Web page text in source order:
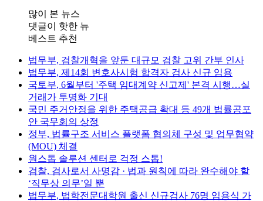
많이 본 뉴스
댓글이 핫한 뉴
베스트 추천
법무부, 검찰개혁을 앞둔 대규모 검찰 고위 간부 인사
법무부, 제14회 변호사시험 합격자 검사 신규 임용
국토부, 6월부터 '주택 임대계약 신고제' 본격 시행…실
거래가 투명화 기대
국민 주거안정을 위한 주택공급 확대 등 49개 법률공포
안 국무회의 상정
정부, 법률구조 서비스 플랫폼 협의체 구성 및 업무협약
(MOU) 체결
원스톱 솔루션 센터로 걱정 스톱!
검찰, 검사로서 사명감 · 법과 원칙에 따라 완수해야 할
‘직무상 의무’일 뿐
법무부, 법학전문대학원 출신 신규검사 76명 임용식 가